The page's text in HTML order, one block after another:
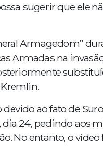
sugerir que ele
Armagedom”
Armadas na
ao fato de
24, pedindo aos
No entanto, o vídeo